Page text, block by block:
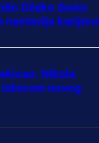
Džeko donio
nastavlja
Nikola
novog